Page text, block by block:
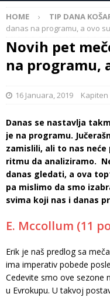
HOME TIP DANA
danas na programu, a ovo
Novih pet
na programu,
16 Januara, 2019 Kapiten
Danas se nastavlja
je na programu.
zamislili, ali to nas
ritmu da analiziramo.
danas gledati, a ova
pa mislimo da smo
svima koji nas i danas
E. Mccollum (11
Erik je naš predlog sa
ima imperativ pobede
Cedevite smo ove sezone
u Evrokupu. U takvoj